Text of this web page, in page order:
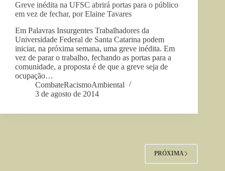
Greve inédita na UFSC abrirá portas para o público
em vez de fechar, por Elaine Tavares
Em Palavras Insurgentes Trabalhadores da
Universidade Federal de Santa Catarina podem
iniciar, na próxima semana, uma greve inédita. Em
vez de parar o trabalho, fechando as portas para a
comunidade, a proposta é de que a greve seja de
ocupação…
CombateRacismoAmbiental
3 de agosto de 2014
PRÓXIMA